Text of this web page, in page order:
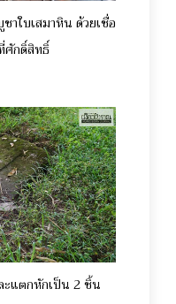
าใบเสมาหิน ด้วยเชื่อ
ศักดิ์สิทธิ์
ะแตกหักเป็น 2 ชิ้น